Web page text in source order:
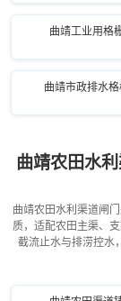
曲靖工业用格
曲靖市政排水
曲靖农田水
曲靖农田水利渠道闸
质，适配农田主渠、
截流止水与排涝控水